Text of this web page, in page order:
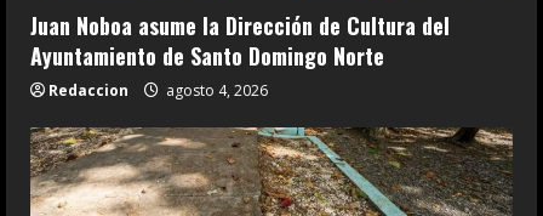
Juan Noboa asume la Dirección de Cultura del
Ayuntamiento de Santo Domingo Norte
Redaccion agosto 4, 2026